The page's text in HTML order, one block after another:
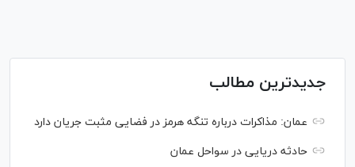
جدیدترین مطالب
عمان: مذاکرات درباره تنگه هرمز در فضایی مثبت جریان دارد
حادثه دریایی در سواحل عمان